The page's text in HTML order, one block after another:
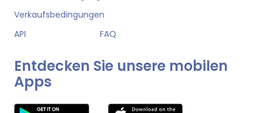
Verkaufsbedingungen
API FAQ
Entdecken Sie unsere mobilen
Apps